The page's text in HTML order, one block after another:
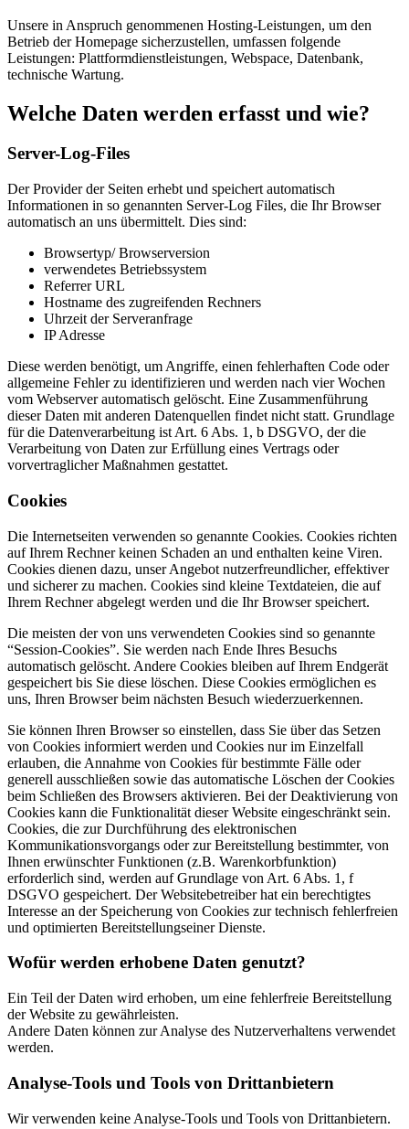
Unsere in Anspruch genommenen Hosting-Leistungen, um den
Betrieb der Homepage sicherzustellen, umfassen folgende
Leistungen: Plattformdienstleistungen, Webspace, Datenbank,
technische Wartung.
Welche Daten werden erfasst und wie?
Server-Log-Files
Der Provider der Seiten erhebt und speichert automatisch
Informationen in so genannten Server-Log Files, die Ihr Browser
automatisch an uns übermittelt. Dies sind:
Browsertyp/ Browserversion
verwendetes Betriebssystem
Referrer URL
Hostname des zugreifenden Rechners
Uhrzeit der Serveranfrage
IP Adresse
Diese werden benötigt, um Angriffe, einen fehlerhaften Code oder
allgemeine Fehler zu identifizieren und werden nach vier Wochen
vom Webserver automatisch gelöscht. Eine Zusammenführung
dieser Daten mit anderen Datenquellen findet nicht statt. Grundlage
für die Datenverarbeitung ist Art. 6 Abs. 1, b DSGVO, der die
Verarbeitung von Daten zur Erfüllung eines Vertrags oder
vorvertraglicher Maßnahmen gestattet.
Cookies
Die Internetseiten verwenden so genannte Cookies. Cookies richten
auf Ihrem Rechner keinen Schaden an und enthalten keine Viren.
Cookies dienen dazu, unser Angebot nutzerfreundlicher, effektiver
und sicherer zu machen. Cookies sind kleine Textdateien, die auf
Ihrem Rechner abgelegt werden und die Ihr Browser speichert.
Die meisten der von uns verwendeten Cookies sind so genannte
“Session-Cookies”. Sie werden nach Ende Ihres Besuchs
automatisch gelöscht. Andere Cookies bleiben auf Ihrem Endgerät
gespeichert bis Sie diese löschen. Diese Cookies ermöglichen es
uns, Ihren Browser beim nächsten Besuch wiederzuerkennen.
Sie können Ihren Browser so einstellen, dass Sie über das Setzen
von Cookies informiert werden und Cookies nur im Einzelfall
erlauben, die Annahme von Cookies für bestimmte Fälle oder
generell ausschließen sowie das automatische Löschen der Cookies
beim Schließen des Browsers aktivieren. Bei der Deaktivierung von
Cookies kann die Funktionalität dieser Website eingeschränkt sein.
Cookies, die zur Durchführung des elektronischen
Kommunikationsvorgangs oder zur Bereitstellung bestimmter, von
Ihnen erwünschter Funktionen (z.B. Warenkorbfunktion)
erforderlich sind, werden auf Grundlage von Art. 6 Abs. 1, f
DSGVO gespeichert. Der Websitebetreiber hat ein berechtigtes
Interesse an der Speicherung von Cookies zur technisch fehlerfreien
und optimierten Bereitstellungseiner Dienste.
Wofür werden erhobene Daten genutzt?
Ein Teil der Daten wird erhoben, um eine fehlerfreie Bereitstellung
der Website zu gewährleisten.
Andere Daten können zur Analyse des Nutzerverhaltens verwendet
werden.
Analyse-Tools und Tools von Drittanbietern
Wir verwenden keine Analyse-Tools und Tools von Drittanbietern.